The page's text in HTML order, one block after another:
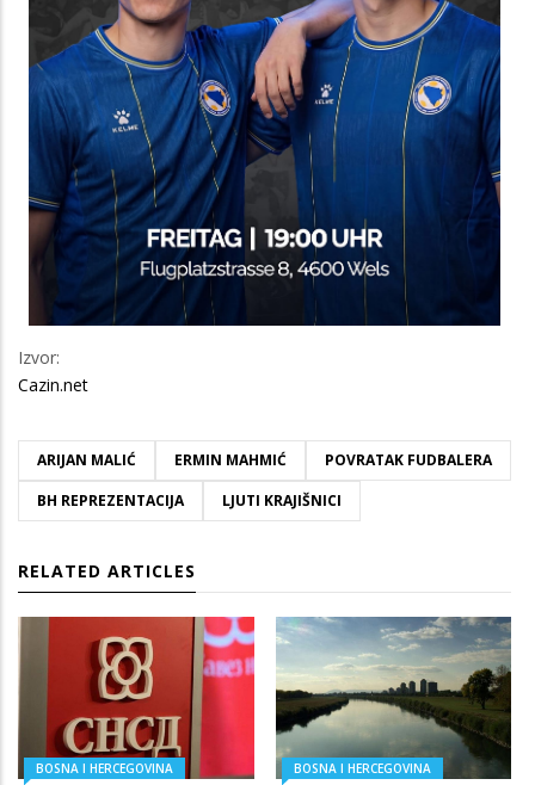
Izvor:
Cazin.net
ARIJAN MALIĆ ERMIN MAHMIĆ
POVRATAK FUDBALERA
BH REPREZENTACIJA
LJUTI KRAJIŠNICI
RELATED ARTICLES
BOSNA I HERCEGOVINA BOSNA I HERCEGOVINA